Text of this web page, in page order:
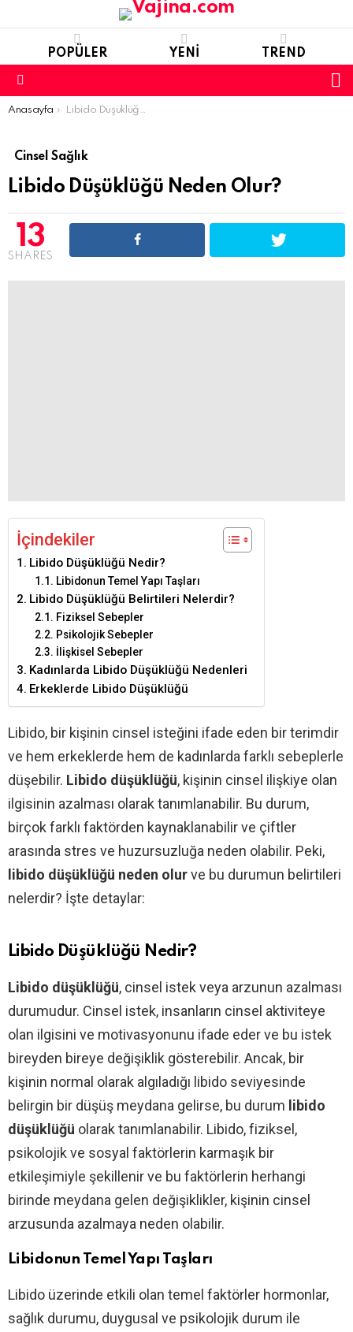
POPÜLER YENI TREND
You are here:
Anasayfa Libido Düşüklüğü Neden Olur?
Cinsel Sağlık
Libido Düşüklüğü Neden Olur?
13
SHARES
İçindekiler
Libido Düşüklüğü Nedir?
Libidonun Temel Yapı Taşları
Libido Düşüklüğü Belirtileri Nelerdir?
Fiziksel Sebepler
Psikolojik Sebepler
İlişkisel Sebepler
Kadınlarda Libido Düşüklüğü Nedenleri
Erkeklerde Libido Düşüklüğü
Libido, bir kişinin cinsel isteğini ifade eden bir terimdir
ve hem erkeklerde hem de kadınlarda farklı sebeplerle
düşebilir. Libido düşüklüğü, kişinin cinsel ilişkiye olan
ilgisinin azalması olarak tanımlanabilir. Bu durum,
birçok farklı faktörden kaynaklanabilir ve çiftler
arasında stres ve huzursuzluğa neden olabilir. Peki,
libido düşüklüğü neden olurve bu durumun belirtileri
nelerdir? İşte detaylar:
Libido Düşüklüğü Nedir?
Libido düşüklüğü, cinsel istek veya arzunun azalması
durumudur. Cinsel istek, insanların cinsel aktiviteye
olan ilgisini ve motivasyonunu ifade eder ve bu istek
bireyden bireye değişiklik gösterebilir. Ancak, bir
kişinin normal olarak algıladığı libido seviyesinde
belirgin bir düşüş meydana gelirse, bu durum libido
düşüklüğü olarak tanımlanabilir. Libido, fiziksel,
psikolojik ve sosyal faktörlerin karmaşık bir
etkileşimiyle şekillenir ve bu faktörlerin herhangi
birinde meydana gelen değişiklikler, kişinin cinsel
arzusunda azalmaya neden olabilir.
Libidonun Temel Yapı Taşları
Libido üzerinde etkili olan temel faktörler hormonlar,
sağlık durumu, duygusal ve psikolojik durum ile